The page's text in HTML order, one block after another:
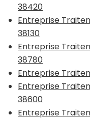
38420
Entreprise
38130
Entreprise
38780
Entreprise
Entreprise
38600
Entreprise